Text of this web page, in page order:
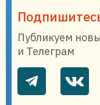
Публикуем
и Телеграм